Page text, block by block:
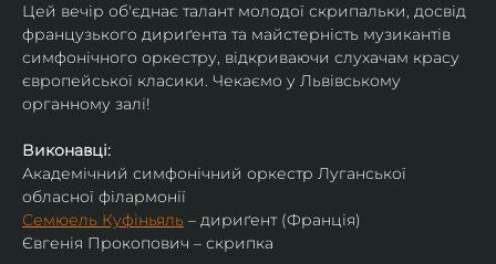
Цей вечір об'єднає талант молодої скрипальки, досвід
французького дириґента та майстерність музикантів
симфонічного оркестру, відкриваючи слухачам красу
європейської класики. Чекаємо у Львівському
органному залі!
Виконавці:
Академічний симфонічний оркестр Луганської
обласної філармонії
Семюель Куфіньяль – дириґент (Франція)
Євгенія Прокопович – скрипка